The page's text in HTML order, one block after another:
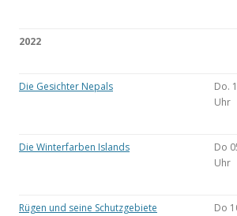
2022
Die Gesichter Nepals
Do.
Uhr
Die Winterfarben Islands
Do
Uhr
Rügen und seine Schutzgebiete
Do